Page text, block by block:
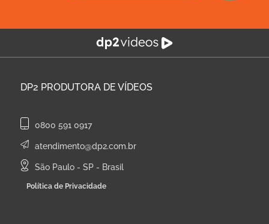
DP2 PRODUTORA DE VÍDEOS
0800 591 0917
atendimento@dp2.com.br
São Paulo - SP - Brasil
Política de Privacidade